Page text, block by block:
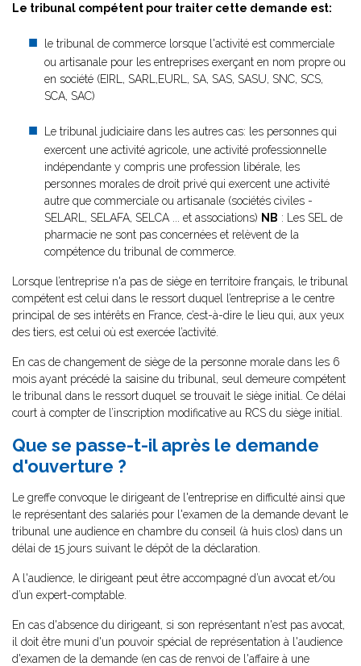
Le tribunal compétent pour traiter cette demande est:
le tribunal de commerce lorsque l'activité est commerciale
ou artisanale pour les entreprises exerçant en nom propre ou
en société (EIRL, SARL,EURL, SA, SAS, SASU, SNC, SCS,
SCA, SAC)
Le tribunal judiciaire dans les autres cas: les personnes qui
exercent une activité agricole, une activité professionnelle
indépendante y compris une profession libérale, les
personnes morales de droit privé qui exercent une activité
autre que commerciale ou artisanale (sociétés civiles -
SELARL, SELAFA, SELCA ... et associations) NB : Les SEL de
pharmacie ne sont pas concernées et relèvent de la
compétence du tribunal de commerce.
Lorsque l’entreprise n'a pas de siège en territoire français, le tribunal
compétent est celui dans le ressort duquel l’entreprise a le centre
principal de ses intérêts en France, c’est-à-dire le lieu qui, aux yeux
des tiers, est celui où est exercée l’activité.
En cas de changement de siège de la personne morale dans les 6
mois ayant précédé la saisine du tribunal, seul demeure compétent
le tribunal dans le ressort duquel se trouvait le siège initial. Ce délai
court à compter de l’inscription modificative au RCS du siège initial.
Que se passe-t-il après le demande
d'ouverture ?
Le greffe convoque le dirigeant de l'entreprise en difficulté ainsi que
le représentant des salariés pour l'examen de la demande devant le
tribunal une audience en chambre du conseil (à huis clos) dans un
délai de 15 jours suivant le dépôt de la déclaration.
A l'audience, le dirigeant peut être accompagné d’un avocat et/ou
d’un expert-comptable.
En cas d'absence du dirigeant, si son représentant n'est pas avocat,
il doit être muni d'un pouvoir spécial de représentation à l'audience
d'examen de la demande (en cas de renvoi de l'affaire à une